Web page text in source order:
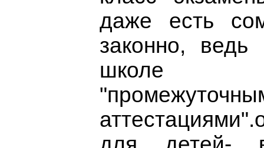
даже есть
законно,
школе